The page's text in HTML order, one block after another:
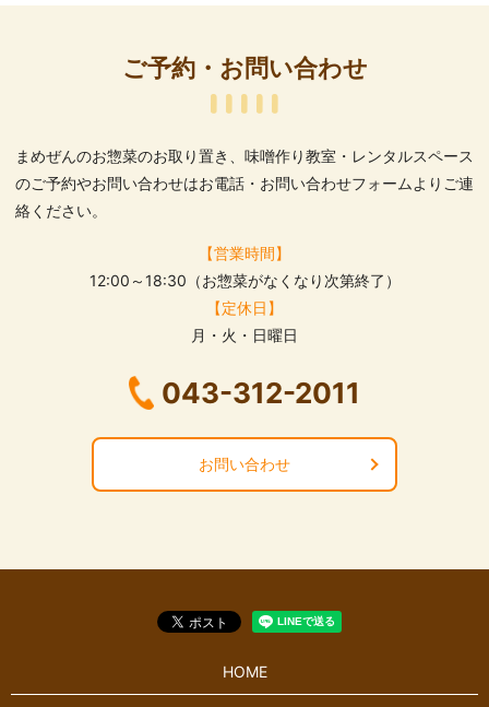
ご予約・お問い合わせ
まめぜんのお惣菜のお取り置き、味噌作り教室・レンタルスペース
のご予約やお問い合わせはお電話・お問い合わせフォームよりご連
絡ください。
【営業時間】
12:00～18:30（お惣菜がなくなり次第終了）
【定休日】
月・火・日曜日
043-312-2011
お問い合わせ
HOME